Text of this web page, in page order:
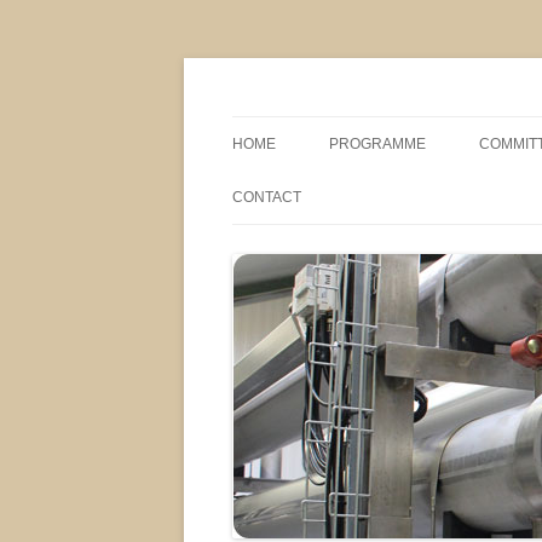
HOME PROGRAMME
COMPANY VISITS
CONTACT